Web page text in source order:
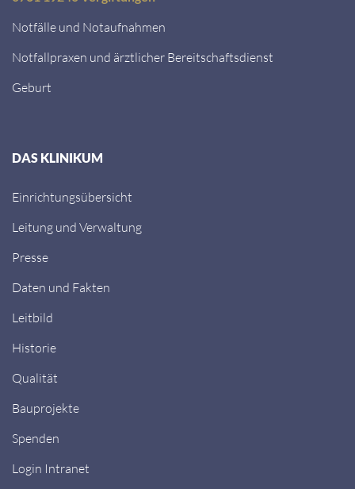
Notfälle und Notaufnahmen
Notfallpraxen und ärztlicher Bereitschaftsdienst
Geburt
DAS KLINIKUM
Einrichtungsübersicht
Leitung und Verwaltung
Presse
Daten und Fakten
Leitbild
Historie
Qualität
Bauprojekte
Spenden
Login Intranet